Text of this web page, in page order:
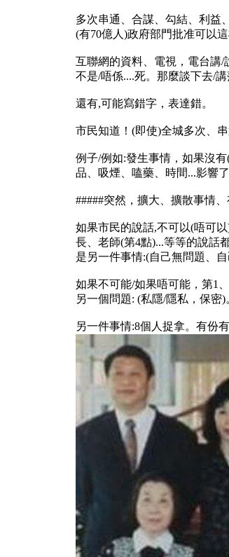
多次串通、合謀、勾結、利益
(有70億人)政府部門批准可以
互聯網的資料、電視，電台講/
不是/唔係....死。那麼談下去/
還有,可能寫錯字，表達錯。
市民知道！(即使)全城多次、
例子/例如:發生事情，如果沒
品、吸煙、嗑藥、時間...影響
#####突然，擴大、擴散事情
如果市民的說話,不可以(唔可
長、老師(第4點)...等等的說話
是另一件事情:(自己無問題、
如果不可能/如果唔可能，第1
另一個問題: (私隱/隱私，保密
另一件事情:8個人捉拿。有份